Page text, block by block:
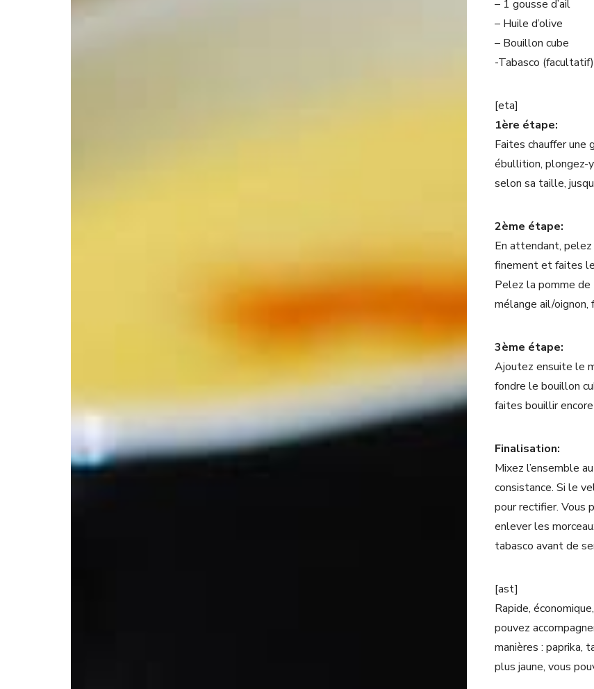
– 1 gousse d’ail
– Huile d’olive
– Bouillon cube
-Tabasco (facultatif)
[eta]
1ère étape:
Faites chauffer une
ébullition, plongez-
selon sa taille,
2ème étape:
En attendant, pelez
finement et faites
Pelez la pomme
mélange ail/oignon,
3ème étape:
Ajoutez ensuite le
fondre le bouillon
faites bouillir
Finalisation:
Mixez l’ensemble
consistance. Si le
pour rectifier. Vous
enlever les
tabasco avant de
[ast]
Rapide,
pouvez
manières : paprika,
plus jaune, vous